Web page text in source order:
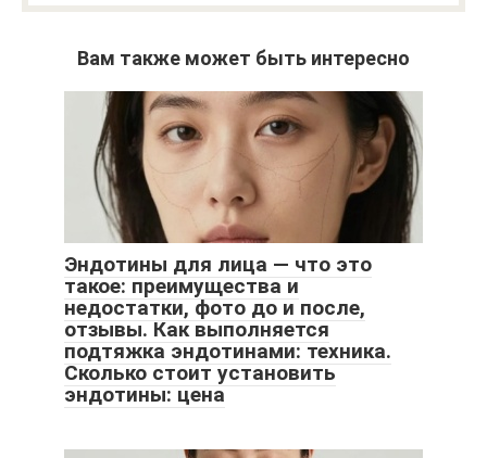
Вам также может быть интересно
Эндотины для лица — что это
такое: преимущества и
недостатки, фото до и после,
отзывы. Как выполняется
подтяжка эндотинами: техника.
Сколько стоит установить
эндотины: цена